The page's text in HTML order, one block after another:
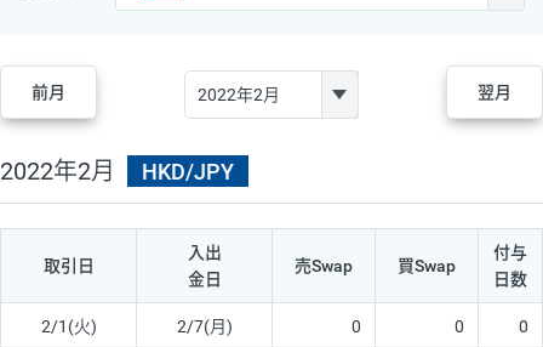
前月 翌月
2022年2月 HKD/JPY
取引日
入出
金日
売Swap 買Swap
付与
日数
2/1(火) 2/7(月) 0 0 0